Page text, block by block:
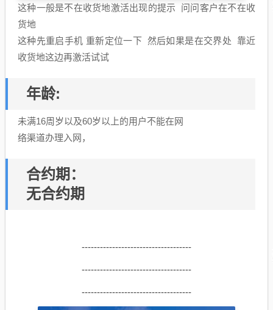
这种一般是不在收货地激活出现的提示 问问客户在不在收
货地
这种先重启手机 重新定位一下 然后如果是在交界处 靠近
收货地这边再激活试试
年龄:
未满16周岁以及60岁以上的用户不能在网
络渠道办理入网，
合约期：
无合约期
------------------------------------
------------------------------------
------------------------------------